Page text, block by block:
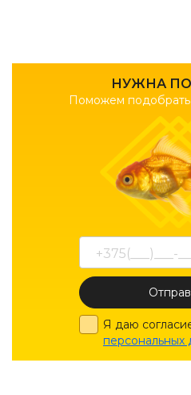
НУЖНА
Поможем подобрать
Я даю
персональных